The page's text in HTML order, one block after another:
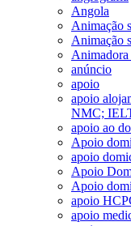
Angola
Animação
Animação
anúncio
apoio
apoio
NMC;
apoio ao
Apoio
apoio
Apoio
Apoio
apoio
apoio